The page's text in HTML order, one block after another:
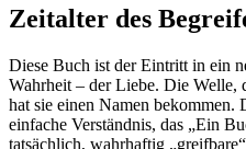
Zeitalter des
Diese Buch ist der Eintritt in ein
Wahrheit – der Liebe. Die Welle,
hat sie einen Namen bekommen.
einfache Verständnis, das „Ein
tatsächlich, wahrhaftig